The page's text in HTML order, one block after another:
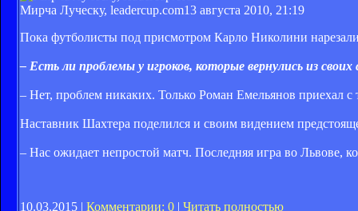
Мирча Луческу, leadercup.com13 августа 2010, 21:19
Пока футболисты под присмотром Карло Николини
– Есть ли проблемы у игроков, которые вернулись из своих
– Нет, проблем никаких. Только Роман Емельянов приехал
Наставник Шахтера поделился и своим видением
– Нас ожидает непростой матч. Последняя игра во Львове,
10.03.2015 | Комментарии: 0 Читать полностью